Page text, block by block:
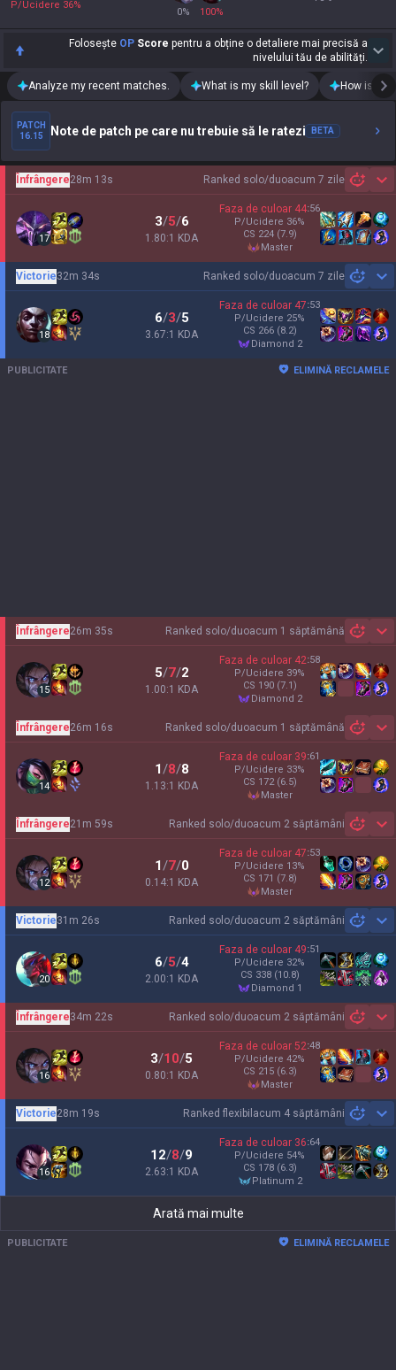
P/Ucidere 36%
0% 100%
Folosește OP Score pentru a obține o detaliere mai precisă a
nivelului tău de abilități.
Analyze my recent matches. What is my skill level? How is my
PATCH
16.15
Note de patch pe care nu trebuie să le ratezi BETA
Ranked solo/duoacum 7 zile
Înfrângere28m 13s
17
3/5/6
1.80:1 KDA
Faza de culoar 44:56
P/Ucidere 36%
CS 224 (7.9)
master
Ranked solo/duoacum 7 zile
Victorie32m 34s
18
6/3/5
3.67:1 KDA
Faza de culoar 47:53
P/Ucidere 25%
CS 266 (8.2)
diamond 2
PUBLICITATE ELIMINĂ RECLAMELE
Ranked solo/duoacum 1 săptămână
Înfrângere26m 35s
15
5/7/2
1.00:1 KDA
Faza de culoar 42:58
P/Ucidere 39%
CS 190 (7.1)
diamond 2
Ranked solo/duoacum 1 săptămână
Înfrângere26m 16s
14
1/8/8
1.13:1 KDA
Faza de culoar 39:61
P/Ucidere 33%
CS 172 (6.5)
master
Ranked solo/duoacum 2 săptămâni
Înfrângere21m 59s
12
1/7/0
0.14:1 KDA
Faza de culoar 47:53
P/Ucidere 13%
CS 171 (7.8)
master
Ranked solo/duoacum 2 săptămâni
Victorie31m 26s
20
6/5/4
2.00:1 KDA
Faza de culoar 49:51
P/Ucidere 32%
CS 338 (10.8)
diamond 1
Ranked solo/duoacum 2 săptămâni
Înfrângere34m 22s
16
3/10/5
0.80:1 KDA
Faza de culoar 52:48
P/Ucidere 42%
CS 215 (6.3)
master
Ranked flexibil acum 4 săptămâni
Victorie28m 19s
16
12/8/9
2.63:1 KDA
Faza de culoar 36:64
P/Ucidere 54%
CS 178 (6.3)
platinum 2
Arată mai multe
PUBLICITATE ELIMINĂ RECLAMELE